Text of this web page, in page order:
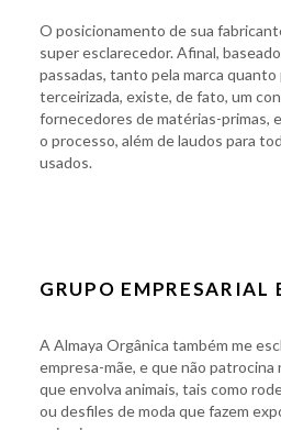
O posicionamento de sua
super esclarecedor. Afinal,
passadas, tanto pela marca
terceirizada, existe, de fato, um
fornecedores de matérias-primas,
o processo, além de laudos para
usados.
GRUPO EMPRESARIAL
A Almaya Orgânica também me
empresa-mãe, e que não
que envolva animais, tais como
ou desfiles de moda que fazem